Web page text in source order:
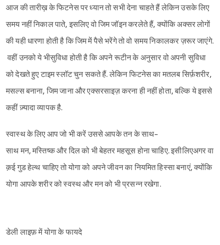
आज की तारीख़ के फिटनेस पर ध्यान तो सभी देना चाहते हैं लेकिन उसके लिए
समय नहीं निकाल पाते, इसलिए वो जिम जॉइन करलेते हैं, क्योंकि अक्सर लोगों
की यही धारणा होती है कि जिम में पैसे भरेंगे तो वो समय निकालकर ज़रूर जाएंगे.
वहीं उनको ये भीसुविधा होती है कि अपने रूटीन के अनुसार वो अपनी सुविधा
को देखते हुए टाइम स्लॉट चुन सकते हैं. लेकिन फिटनेस का मतलब सिर्फ़शरीर,
मसल्स बनाना, जिम जाना और एक्सरसाइज़ करना ही नहीं होता, बल्कि ये इससे
कहीं ज़्यादा व्यापक है.
स्वास्थ के लिए आप जो भी करें उससे आपके तन के साथ-
साथ मन, मस्तिष्क और दिल को भी बेहतर महसूस होना चाहिए. इसीलिएअगर वा
क़ई गुड हेल्थ चाहिए तो योगा को अपने जीवन का नियमित हिस्सा बनाएं, क्योंकि
योगा आपके शरीर को स्वस्थ और मन को भी प्रसन्न रखेगा.
डेली लाइफ़ में योगा के फायदे